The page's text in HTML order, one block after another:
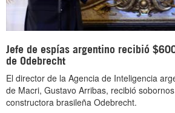
Jefe de espías argentino recibió
de Odebrecht
El director de la Agencia de Inteligencia
de Macri, Gustavo Arribas, recibió
constructora brasileña Odebrecht.